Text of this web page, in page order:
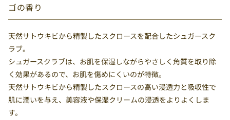
ゴの香り
天然サトウキビから精製したスクロースを配合したシュガースク
ラブ。
シュガースクラブは、お肌を保湿しながらやさしく角質を取り除
く効果があるので、お肌を傷めにくいのが特徴。
天然サトウキビから精製したスクロースの高い浸透力と吸収性で
肌に潤いを与え、美容液や保湿クリームの浸透をよりよくしま
す。